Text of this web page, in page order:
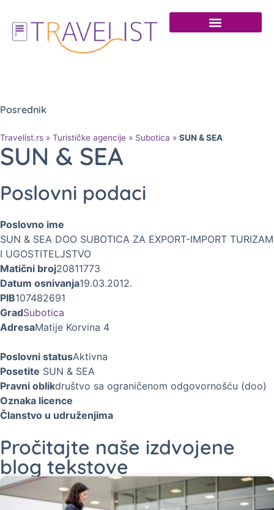
Posrednik
Travelist.rs » Turističke agencije » Subotica » SUN & SEA
SUN & SEA
Poslovni podaci
Poslovno ime
SUN & SEA DOO SUBOTICA ZA EXPORT-IMPORT TURIZAM
I UGOSTITELJSTVO
Matični broj20811773
Datum osnivanja19.03.2012.
PIB107482691
GradSubotica
AdresaMatije Korvina 4
Poslovni statusAktivna
Posetite SUN & SEA
Pravni oblikdruštvo sa ograničenom odgovornošću (doo)
Oznaka licence
Članstvo u udruženjima
Pročitajte naše izdvojene
blog tekstove